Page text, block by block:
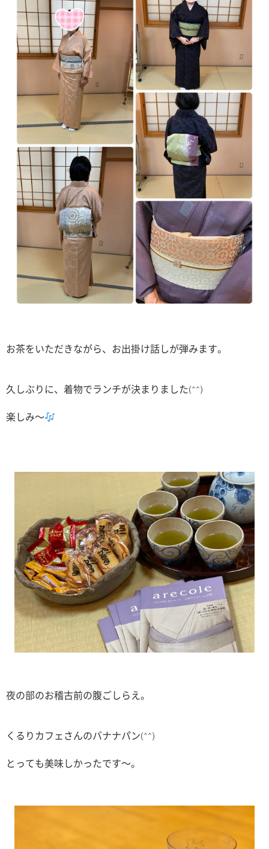
お茶をいただきながら、お出掛け話しが弾みます。
久しぶりに、着物でランチが決まりました(^^)
楽しみ〜
夜の部のお稽古前の腹ごしらえ。
くるりカフェさんのバナナパン(^^)
とっても美味しかったです〜。